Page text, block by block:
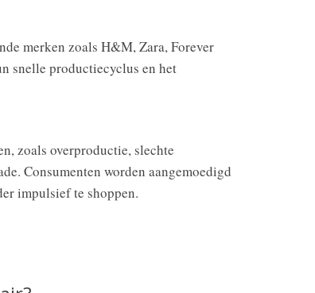
merken zoals H&M, Zara, Forever
snelle productiecyclus en het
zoals overproductie, slechte
Consumenten worden aangemoedigd
impulsief te shoppen.